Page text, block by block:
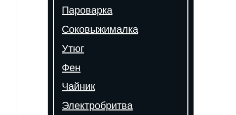
Пароварка
Соковыжималка
Утюг
Фен
Чайник
Электробритва